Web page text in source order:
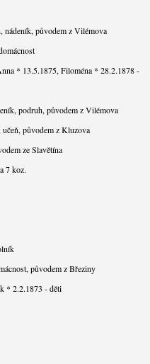
nádeník, původem z Vilémova
* 13.5.1875, Filoména * 28.2.1878 -
podruh, původem z Vilémova
původem z Kluzova
ze Slavětína
7 koz.
původem z Březiny
* 2.2.1873 - děti